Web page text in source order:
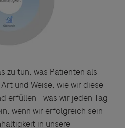
zu tun, was Patienten als
und Weise, wie wir diese
erfüllen - was wir jeden Tag
wenn wir erfolgreich sein
in unsere